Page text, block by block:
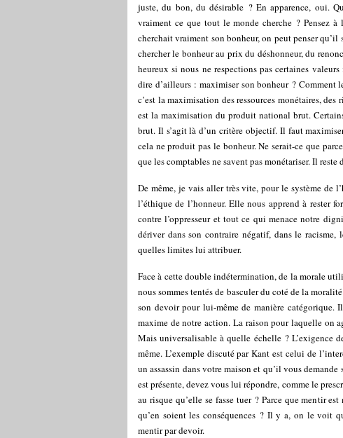
juste, du bon, du désirable ? En apparence, oui.
vraiment ce que tout le monde cherche ? Pensez
cherchait vraiment son bonheur, on peut penser
chercher le bonheur au prix du déshonneur, du
heureux si nous ne respections pas certaines
dire d’ailleurs : maximiser son bonheur ? Comment
c’est la maximisation des ressources monétaires,
est la maximisation du produit national brut.
brut. Il s’agit là d’un critère objectif. Il faut
cela ne produit pas le bonheur. Ne serait-ce que
que les comptables ne savent pas monétariser. Il
De même, je vais aller très vite, pour le système de
l’éthique de l’honneur. Elle nous apprend à rester
contre l’oppresseur et tout ce qui menace notre
dériver dans son contraire négatif, dans le racisme,
quelles limites lui attribuer.
Face à cette double indétermination, de la morale
nous sommes tentés de basculer du coté de la
son devoir pour lui-même de manière
maxime de notre action. La raison pour laquelle on
Mais universalisable à quelle échelle ? L’exigence
même. L’exemple discuté par Kant est celui de
un assassin dans votre maison et qu’il vous
est présente, devez vous lui répondre, comme le
au risque qu’elle se fasse tuer ? Parce que mentir
qu’en soient les conséquences ? Il y a, on le voit
mentir par devoir.